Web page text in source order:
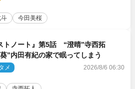
今田美桜
トノート』第5話 “澄晴”寺西拓
”内田有紀の家で眠ってしまう
メ 2026/8/6 06:30